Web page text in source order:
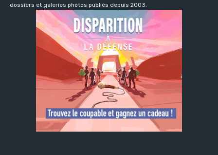
dossiers et galeries photos publiés depuis 2003.